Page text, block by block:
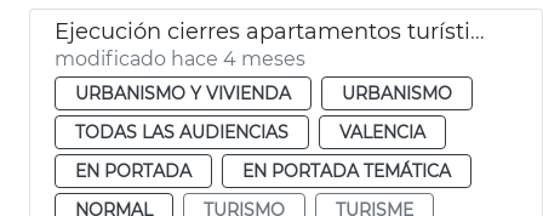
Ejecución cierres apartamentos turísticos ilegales
modificado hace 4 meses
URBANISMO Y VIVIENDA
URBANISMO
TODAS LAS AUDIENCIAS
VALENCIA
EN PORTADA
EN PORTADA TEMÁTICA
NORMAL
TURISMO
TURISME